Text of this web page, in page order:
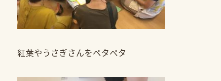
紅葉やうさぎさんをペタペタ